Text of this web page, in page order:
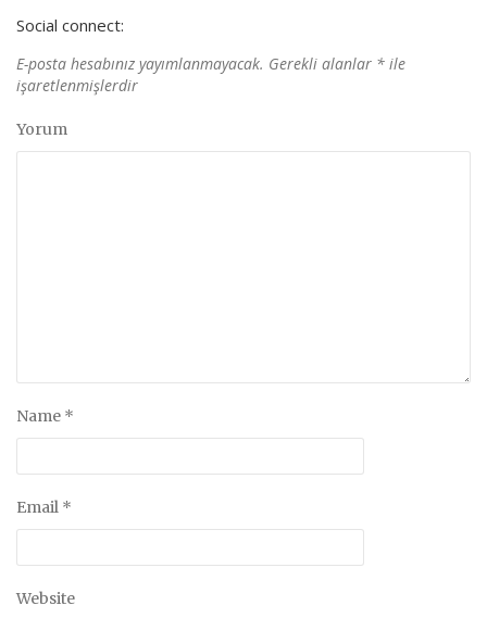
Social connect:
E-posta hesabınız yayımlanmayacak. Gerekli alanlar * ile
işaretlenmişlerdir
Yorum
Name *
Email *
Website